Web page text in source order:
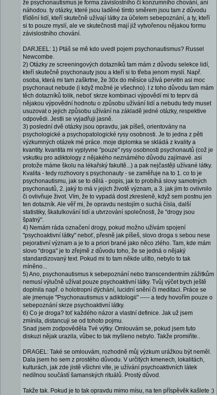
že psychonautismus je forma závislostního či konzumního chování, ani
náhodou. ty otázky, které jsou laděné tímto směrem jsou tam z důvodu
třídění lidí, kteří skutečně užívají látky za účelem sebepoznání, a ty, kteří
si to pouze myslí, ale ve skutečnosti mají již vytvořenou nějakou formu
závislostního chování.
DARJEEL: 1) Ptáš se mě kdo uvedl pojem psychonautismus? Russel
Newcombe.
2) Otázky ze screeningových dotazníků tam mám z důvodu selekce lidí,
kteří skutečně psychonauty jsou a kteří si to třeba jenom myslí. Např.
osoba, která mi tam zaškrtne, že 30x do měsíce užívá pervitin asi moc
psychonaut nebude (i když možné je všechno). I z toho důvodu tam mám
těch dotazníků tolik, neboť skrze kombinaci výpovědí mi to teprv dá
nějakou výpovědní hodnotu o způsobu užívání lidí a nebudu tedy muset
usuzovat o jejich způsobu užívání na základě jedné otázky, respektive
odpovědi. Jestli se vyjadřuji jasně.
3) poslední dvě otázky jsou opravdu, jak píšeš, orientovány na
psychologické a psychopatologické rysy osobnosti. Je to jedna z pěti
výzkumných otázek mé práce. moje diplomka se skládá z kvality a
kvantity. kvantita mi vyplyvne "pouze" rysy osobnosti psychonautů (což je
vskutku pro adiktology z nějakého neznámého důvodu zajímavé. asi
protože máme školu na lékařský fakultě...) a pak nejčastěji užívané látky.
Kvalita - tedy rozhovory s psychonauty - se zaměřuje na to 1. co to je
psychonautismu, jak se to dělá - popis, jak to probíhá slovy samotných
psychonautů, 2. jaký to má v jejich životě význam, a 3. jak jim to ovlivnilo
či ovlivňuje život. Vím, že to vypadá dost zkresleně, když sem postnu jen
ten dotazník. Ale věř mi, že opravdu nestojím o suchá čísla, další
statistiky, škatulkování lidí a utvrzování společnosti, že "drogy jsou
špatný".
4) Nemám ráda označení drogy, pokud možno užívám spojení
"psychoaktivní látky" neboť, přesně jak píšeš, slovo droga s sebou nese
pejorativní význam a je to a priori brané jako něco zlého. Tam, kde mám
slovo "droga" je to zřejmě z důvodu toho, že se jedná o nějaký
standardizovaný text. Pokud mi to tam někde ulítlo, nebylo to tak
míněno...
5) Ano, psychonautismus k sebepoznání nebo transcendentním zážitkům
nemusí výlučně užívat pouze psychoaktivní látky. Tvůj výčet bych ještě
doplnila např. o holotropní dýchání, lucidní snění či meditaci. Práce se
ale jmenuje "Psychonautismus v adiktologii" ----- a tedy hovořím pouze o
sebepoznání skrze psychoaktivní látky.
6) Co je droga? toť každého názor a vlastní definice. Jak už jsem
zmínila, distancuji se od tohoto pojmu.
Snad jsem zodpověděla Tvé výtky. Omlouvám se, pokud jsem tuto
diskuzi nějak urazila, vůbec to tak myšleno nebylo. Takže promiňte..
DRAGEL: Také se omlouvám, rozhodně můj výzkum urážkou být neměl.
Dala jsem ho sem z prostého důvodu. V určitých kmenech, lokalitách,
kulturách, jak zde jistě všichni víte, je užívání psychoaktivních látek
nedílnou součástí šamanských rituálů. Prostý důvod.
Takže tak. Pokud je to tak opravdu mimo mísu, na ten příspěvěk kašlete :)